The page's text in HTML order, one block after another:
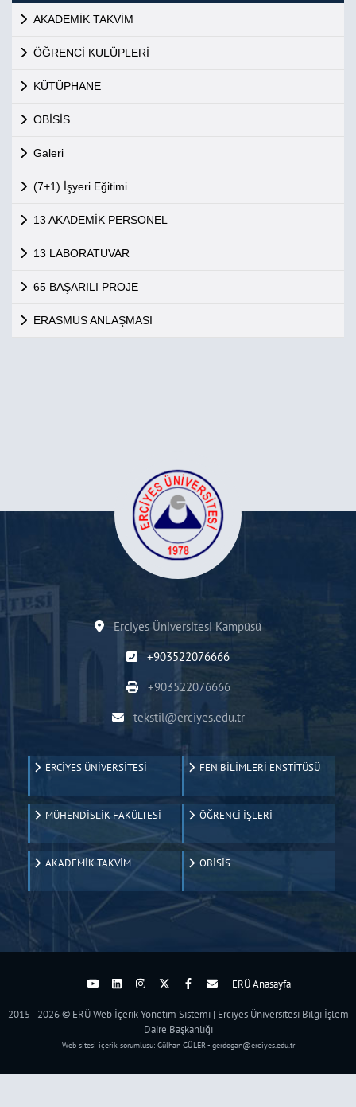
AKADEMİK TAKVİM
ÖĞRENCİ KULÜPLERİ
KÜTÜPHANE
OBİSİS
Galeri
(7+1) İşyeri Eğitimi
13 AKADEMİK PERSONEL
13 LABORATUVAR
65 BAŞARILI PROJE
ERASMUS ANLAŞMASI
Erciyes Üniversitesi Kampüsü
+903522076666
+903522076666
tekstil@erciyes.edu.tr
ERCİYES ÜNİVERSİTESİ FEN BİLİMLERİ ENSTİTÜSÜ
MÜHENDİSLİK FAKÜLTESİ ÖĞRENCİ İŞLERİ
AKADEMİK TAKVİM OBİSİS
ERÜ Anasayfa
2015 - 2026 © ERÜ Web İçerik Yönetim Sistemi | Erciyes Üniversitesi Bilgi İşlem
Daire Başkanlığı
Web sitesi içerik sorumlusu: Gülhan GÜLER - gerdogan@erciyes.edu.tr